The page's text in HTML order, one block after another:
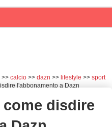
calcio dazn lifestyle
sport
l'abbonamento a Dazn
come disdire